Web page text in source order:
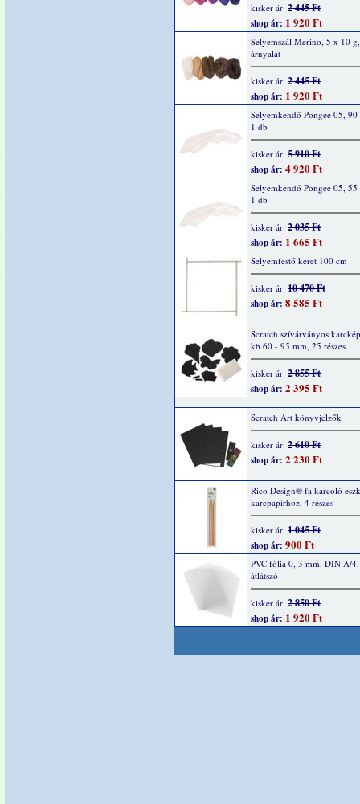
kisker ár: 2 445 Ft
shop ár: 1 920 Ft
Selyemszál Merino, 5 x 10
árnyalat
kisker ár: 2 445 Ft
shop ár: 1 920 Ft
Selyemkendő Pongee 05,
1 db
kisker ár: 5 910 Ft
shop ár: 4 920 Ft
Selyemkendő Pongee 05,
1 db
kisker ár: 2 035 Ft
shop ár: 1 665 Ft
Selyemfestő keret 100 cm
kisker ár: 10 470 Ft
shop ár: 8 585 Ft
Scratch szívárványos
kb.60 - 95 mm, 25 részes
kisker ár: 2 855 Ft
shop ár: 2 395 Ft
Scratch Art könyvjelzők
kisker ár: 2 610 Ft
shop ár: 2 230 Ft
Rico Design® fa karcoló
karcpapírhoz, 4 részes
kisker ár: 1 045 Ft
shop ár: 900 Ft
PVC fólia 0, 3 mm, DIN A/
átlátszó
kisker ár: 2 850 Ft
shop ár: 1 920 Ft